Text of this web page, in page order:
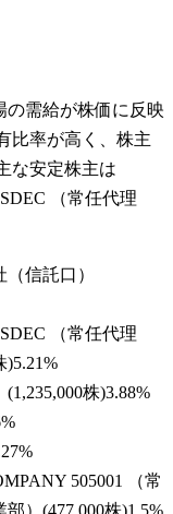
の需給が株価に反映
比率が高く、株主
な安定株主は
（常任代理
信託口）
（常任代理
)5.21%
(1,235,000株)3.88%
%
%
505001 （常